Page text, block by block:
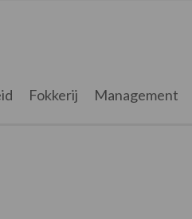
Fokkerij Management